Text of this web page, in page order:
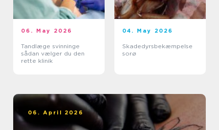
06. May 2026
Tandlæge svinninge
sådan vælger du den
rette klinik
04. May 2026
Skadedyrsbekæmpelse
sorø
06. April 2026